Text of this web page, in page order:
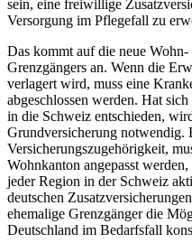
sein, eine freiwillige
Versorgung im Pflegefall zu
Das kommt auf die neue
Grenzgängers an. Wenn die
verlagert wird, muss eine
abgeschlossen werden. Hat
in die Schweiz entschieden,
Grundversicherung notwendig.
Versicherungszugehörigkeit,
Wohnkanton angepasst
jeder Region in der Schweiz
deutschen
ehemalige Grenzgänger die
Deutschland im Bedarfsfall